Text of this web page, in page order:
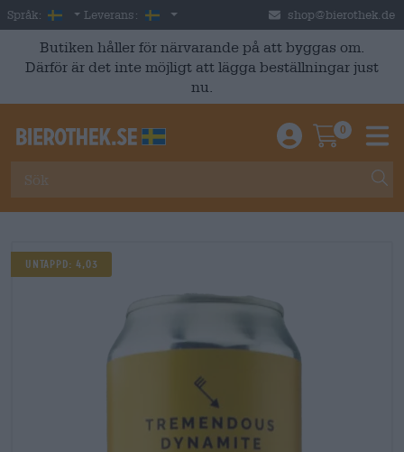
Skip to main content
Språk: Swedish
Leverans: Sverige shop@bierothek.de
Butiken håller för närvarande på att byggas om.
Därför är det inte möjligt att lägga beställningar just
nu.
Einloggen /
0
Untappd: 4,03